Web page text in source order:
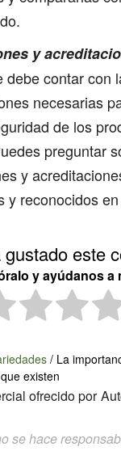
y
debe contar con
necesarias
de los
preguntar
y
y reconocidos
gustado este
y ayúdanos a
/ La
existen
ofrecido por
se hace